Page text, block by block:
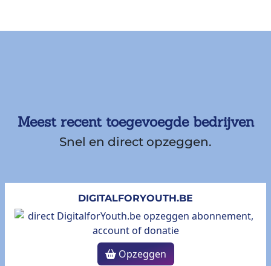
Meest recent toegevoegde bedrijven
Snel en direct opzeggen.
DIGITALFORYOUTH.BE
Opzeggen